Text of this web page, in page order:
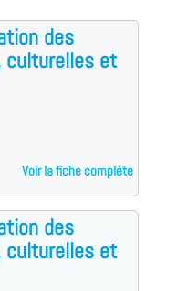
des
et
Voir la fiche complète
des
et